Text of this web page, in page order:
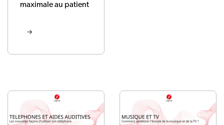
maximale au patient